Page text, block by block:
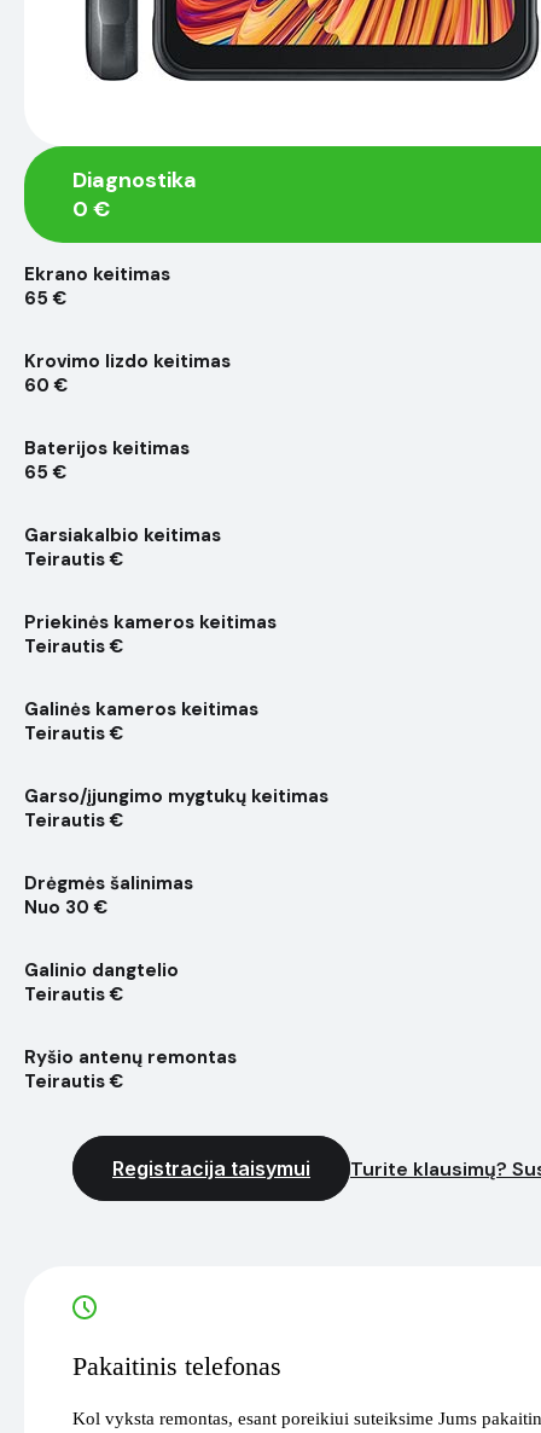
Diagnostika
0 €
Ekrano keitimas
65 €
Krovimo lizdo keitimas
60 €
Baterijos keitimas
65 €
Garsiakalbio keitimas
Teirautis €
Priekinės kameros keitimas
Teirautis €
Galinės kameros keitimas
Teirautis €
Garso/įjungimo mygtukų keitimas
Teirautis €
Drėgmės šalinimas
Nuo 30 €
Galinio dangtelio
Teirautis €
Ryšio antenų remontas
Teirautis €
Registracija taisymui Turite klausimų?
Pakaitinis telefonas
Kol vyksta remontas, esant poreikiui suteiksime Jums